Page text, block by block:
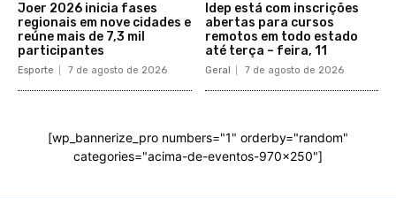
Joer 2026 inicia fases
regionais em nove cidades e
reúne mais de 7,3 mil
participantes
Esporte 7 de agosto de 2026
Idep está com inscrições
abertas para cursos
remotos em todo estado
até terça – feira, 11
Geral 7 de agosto de 2026
[wp_bannerize_pro numbers="1" orderby="random"
categories="acima-de-eventos-970x250"]